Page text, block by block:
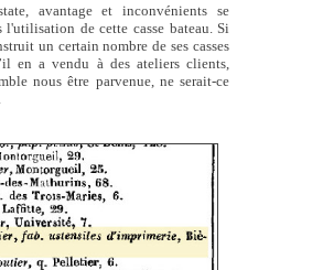
avantage et inconvénients se
l'utilisation de cette casse bateau. Si
un certain nombre de ses casses
en a vendu à des ateliers clients,
nous être parvenue, ne serait-ce